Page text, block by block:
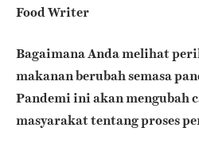
Food Writer
Bagaimana Anda melihat
makanan berubah semasa
Pandemi ini akan mengubah
masyarakat tentang proses